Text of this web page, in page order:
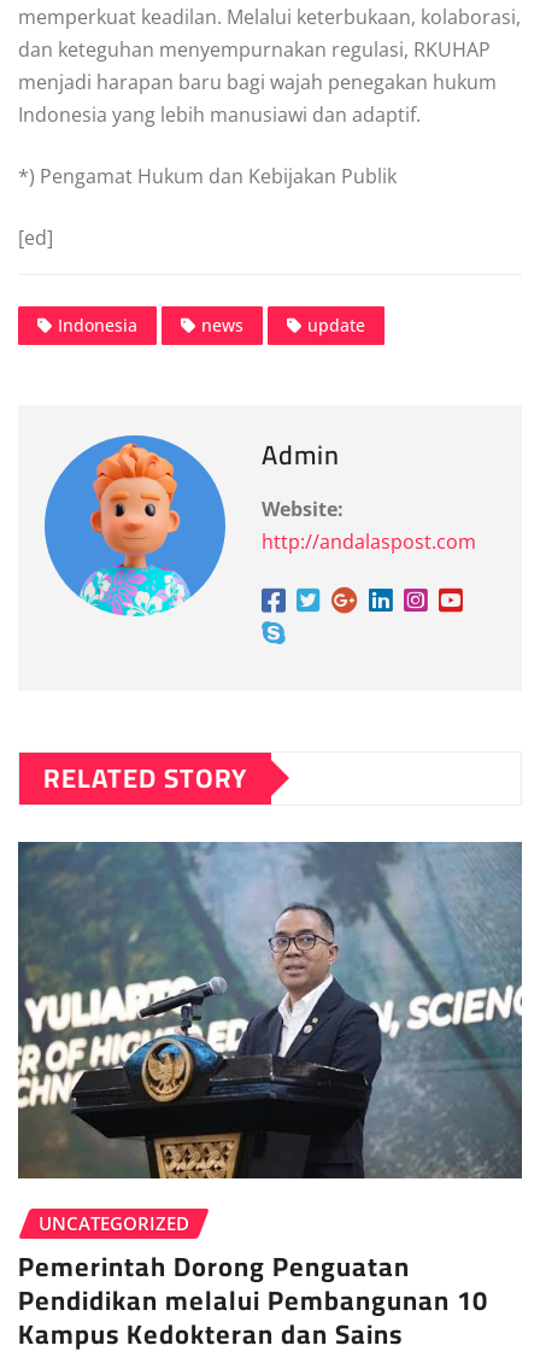
memperkuat keadilan. Melalui keterbukaan, kolaborasi,
dan keteguhan menyempurnakan regulasi, RKUHAP
menjadi harapan baru bagi wajah penegakan hukum
Indonesia yang lebih manusiawi dan adaptif.
*) Pengamat Hukum dan Kebijakan Publik
[ed]
Indonesia news update
Admin
Website:
http://andalaspost.com
RELATED STORY
UNCATEGORIZED
Pemerintah Dorong Penguatan
Pendidikan melalui Pembangunan 10
Kampus Kedokteran dan Sains